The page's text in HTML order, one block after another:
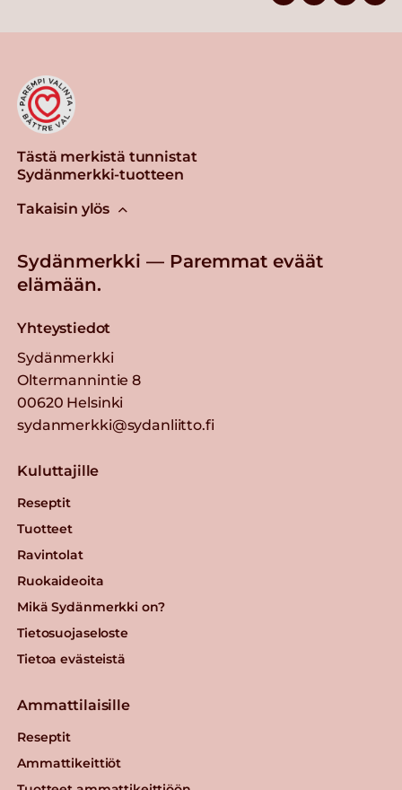
Tästä merkistä tunnistat
Sydänmerkki-tuotteen
Takaisin ylös
Sydänmerkki — Paremmat eväät
elämään.
Yhteystiedot
Sydänmerkki
Oltermannintie 8
00620 Helsinki
sydanmerkki@sydanliitto.fi
Kuluttajille
Reseptit
Tuotteet
Ravintolat
Ruokaideoita
Mikä Sydänmerkki on?
Tietosuojaseloste
Tietoa evästeistä
Ammattilaisille
Reseptit
Ammattikeittiöt